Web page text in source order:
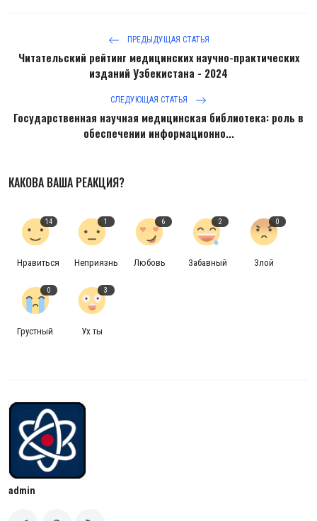
ПРЕДЫДУЩАЯ СТАТЬЯ
Читательский рейтинг медицинских научно-практических
изданий Узбекистана - 2024
СЛЕДУЮЩАЯ СТАТЬЯ
Государственная научная медицинская библиотека: роль в
обеспечении информационно...
КАКОВА ВАША РЕАКЦИЯ?
14
Нравиться
1
Неприязнь
6
Любовь
2
Забавный
0
Злой
0
Грустный
3
Ух ты
admin